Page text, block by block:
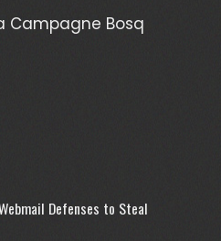
Campagne Bosq
Defenses to Steal